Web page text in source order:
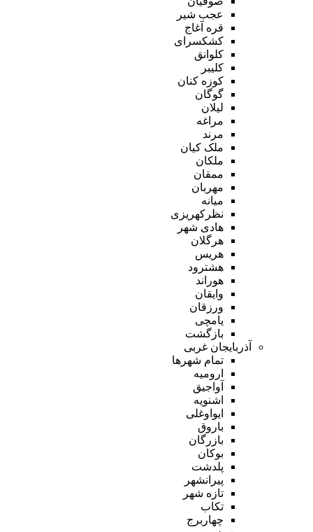
عجب شیر
قره آغاج
کشکسرای
کلوانق
کلیبر
کوزه کنان
گوگان
لیلان
مراغه
مرند
ملک کیان
ملکان
ممقان
مهربان
میانه
نظرکهریزی
هادی شهر
هرگلان
هریس
هشترود
هوراند
وایقان
ورزقان
یامچی
بازگشت
آذربایجان غربی
تمام شهر‌ها
ارومیه
آواجیق
اشنویه
ایواوغلی
باروق
بازرگان
بوکان
پلدشت
پیرانشهر
تازه شهر
تکاب
چهاربرج